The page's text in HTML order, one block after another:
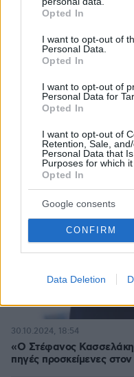
grant or deny consent to
use your data for below
consent section.
Opted In
I want to opt-out of
Personal Data.
Opted In
I want to opt-out of
Personal Data for
Opted In
I want to opt-out of
Retention, Sale,
Personal Data that
Purposes for which it
Opted In
Google consents
CONFIRM
Data Deletion
αποφασίσει ποιοι θα
«Ο Στέφανος
πηγές προσκείμενες
30.10.2024, 18:54